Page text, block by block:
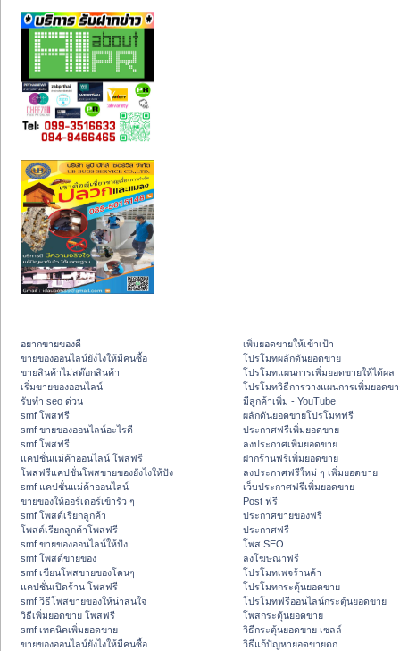
อยากขายของดี
ขายของออนไลน์ยังไงให้มีคนซื้อ
ขายสินค้าไม่สต๊อกสินค้า
เริ่มขายของออนไลน์
รับทำ seo ด่วน
smf โพสฟรี
smf ขายของออนไลน์อะไรดี
smf โพสฟรี
แคปชั่นแม่ค้าออนไลน์ โพสฟรี
โพสฟรีแคปชั่นโพสขายของยังไงให้ปัง
smf แคปชั่นแม่ค้าออนไลน์
ขายของให้ออร์เดอร์เข้ารัว ๆ
smf โพสต์เรียกลูกค้า
โพสต์เรียกลูกค้าโพสฟรี
smf ขายของออนไลน์ให้ปัง
smf โพสต์ขายของ
smf เขียนโพสขายของโดนๆ
แคปชั่นเปิดร้าน โพสฟรี
smf วิธีโพสขายของให้น่าสนใจ
วิธีเพิ่มยอดขาย โพสฟรี
smf เทคนิคเพิ่มยอดขาย
ขายของออนไลน์ยังไงให้มีคนซื้อ
เพิ่มยอดขายให้เข้าเป้า
โปรโมทผลักดันยอดขาย
โปรโมทแผนการเพิ่มยอดขายให้ได้ผล
โปรโมทวิธีการวางแผนการเพิ่มยอดข
มีลูกค้าเพิ่ม - YouTube
ผลักดันยอดขายโปรโมทฟรี
ประกาศฟรีเพิ่มยอดขาย
ลงประกาศเพิ่มยอดขาย
ฝากร้านฟรีเพิ่มยอดขาย
ลงประกาศฟรีใหม่ ๆ เพิ่มยอดขาย
เว็บประกาศฟรีเพิ่มยอดขาย
Post ฟรี
ประกาศขายของฟรี
ประกาศฟรี
โพส SEO
ลงโฆษณาฟรี
โปรโมทเพจร้านค้า
โปรโมทกระตุ้นยอดขาย
โปรโมทฟรีออนไลน์กระตุ้นยอดขาย
โพสกระตุ้นยอดขาย
วิธีกระตุ้นยอดขาย เซลล์
วิธีแก้ปัญหายอดขายตก